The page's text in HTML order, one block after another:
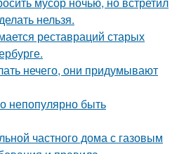
нельзя.
реставраций старых
нечего, они придумывают
непопулярно быть
частного дома с газовым